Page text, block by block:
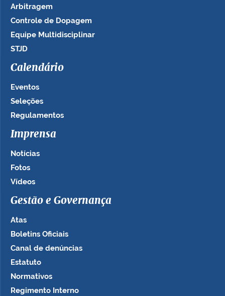
Arbitragem
Controle de Dopagem
Equipe Multidisciplinar
STJD
Calendário
Eventos
Seleções
Regulamentos
Imprensa
Notícias
Fotos
Vídeos
Gestão e Governança
Atas
Boletins Oficiais
Canal de denúncias
Estatuto
Normativos
Regimento Interno